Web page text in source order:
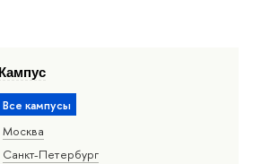
Кампус
Все кампусы
Москва
Санкт-Петербург